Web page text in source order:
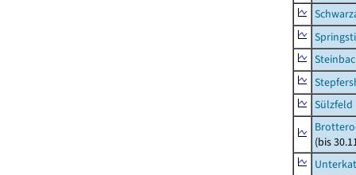
Sülzfeld
(bis